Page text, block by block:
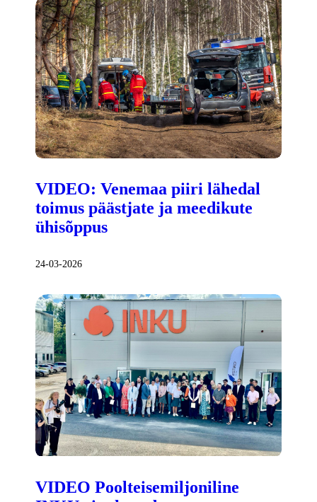
VIDEO: Venemaa piiri lähedal
toimus päästjate ja meedikute
ühisõppus
24-03-2026
VIDEO Poolteisemiljoniline